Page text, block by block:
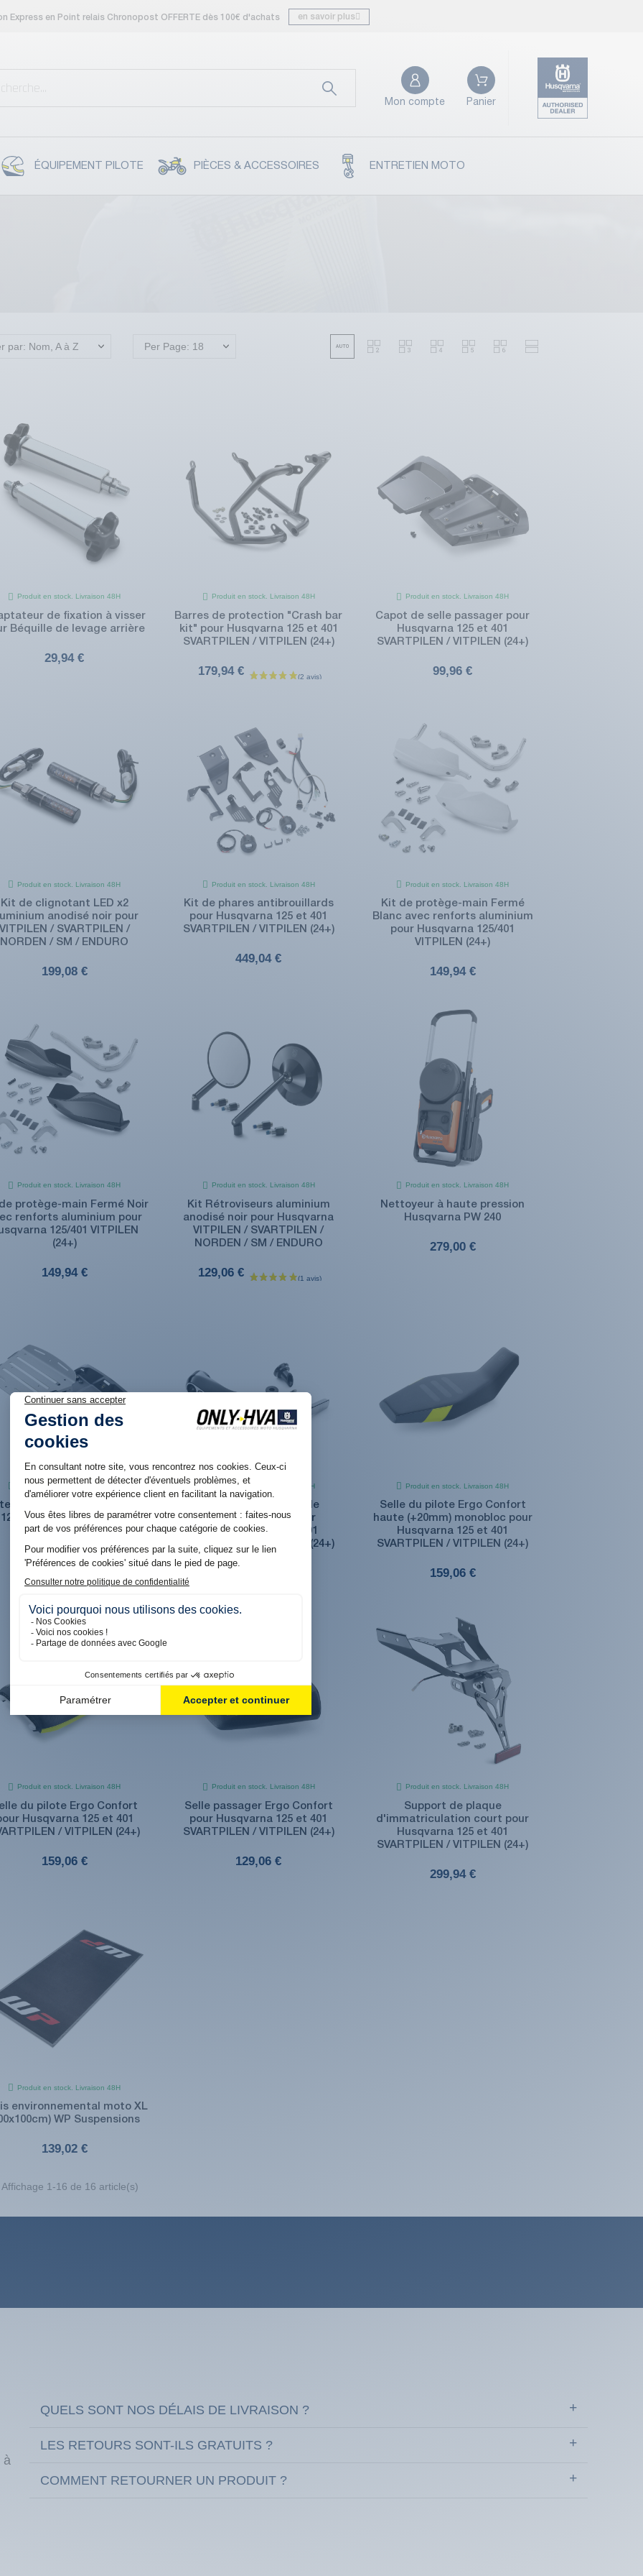
Express en Point relais Chronopost OFFERTE dès 100€ d'achats en savoir plus
Mon compte Panier
ÉQUIPEMENT PILOTE PIÈCES & ACCESSOIRES ENTRETIEN MOTO
par: Nom, A à Z Per Page: 18
Produit en stock. Livraison 48H
de fixation à visser
Béquille de levage arrière
29,94 €
Produit en stock. Livraison 48H
Barres de protection "Crash bar
kit" pour Husqvarna 125 et 401
SVARTPILEN / VITPILEN (24+)
179,94 €
Produit en stock. Livraison 48H
Capot de selle passager pour
Husqvarna 125 et 401
SVARTPILEN / VITPILEN (24+)
99,96 €
Produit en stock. Livraison 48H
Kit de clignotant LED x2
anodisé noir pour
/ SVARTPILEN /
NORDEN / SM / ENDURO
199,08 €
Produit en stock. Livraison 48H
Kit de phares antibrouillards
pour Husqvarna 125 et 401
SVARTPILEN / VITPILEN (24+)
449,04 €
Produit en stock. Livraison 48H
Kit de protège-main Fermé
Blanc avec renforts aluminium
pour Husqvarna 125/401
VITPILEN (24+)
149,94 €
Produit en stock. Livraison 48H
protège-main Fermé Noir
renforts aluminium pour
125/401 VITPILEN
(24+)
149,94 €
Produit en stock. Livraison 48H
Kit Rétroviseurs aluminium
anodisé noir pour Husqvarna
VITPILEN / SVARTPILEN /
NORDEN / SM / ENDURO
129,06 €
Produit en stock. Livraison 48H
Nettoyeur à haute pression
Husqvarna PW 240
279,00 €
Produit en stock. Livraison 48H
bagages pour Husqvarna
125 et 401 SVARTPILEN /
VITPILEN (24+)
149,04 €
Produit en stock. Livraison 48H
Protection de levier de
frein/Embrayage pour
Husqvarna 125/401/801
SVARTPILEN / VITPILEN (24+)
Produit en stock. Livraison 48H
Selle du pilote Ergo Confort
haute (+20mm) monobloc pour
Husqvarna 125 et 401
SVARTPILEN / VITPILEN (24+)
159,06 €
Produit en stock. Livraison 48H
du pilote Ergo Confort
Husqvarna 125 et 401
/ VITPILEN (24+)
159,06 €
Produit en stock. Livraison 48H
Selle passager Ergo Confort
pour Husqvarna 125 et 401
SVARTPILEN / VITPILEN (24+)
129,06 €
Produit en stock. Livraison 48H
Support de plaque
d'immatriculation court pour
Husqvarna 125 et 401
SVARTPILEN / VITPILEN (24+)
299,94 €
Produit en stock. Livraison 48H
environnemental moto XL
WP Suspensions
139,02 €
Affichage 1-16 de 16 article(s)
à
QUELS SONT NOS DÉLAIS DE LIVRAISON ?
LES RETOURS SONT-ILS GRATUITS ?
COMMENT RETOURNER UN PRODUIT ?